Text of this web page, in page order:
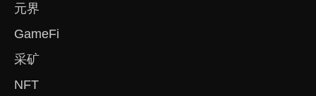
元界
GameFi
采矿
NFT